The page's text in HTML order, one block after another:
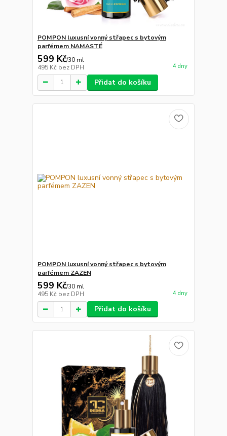
POMPON luxusní vonný střapec s bytovým
parfémem NAMASTÉ
599 Kč/30 ml
495 Kč bez DPH 4 dny
Přidat do košíku
POMPON luxusní vonný střapec s bytovým
parfémem ZAZEN
599 Kč/30 ml
495 Kč bez DPH 4 dny
Přidat do košíku